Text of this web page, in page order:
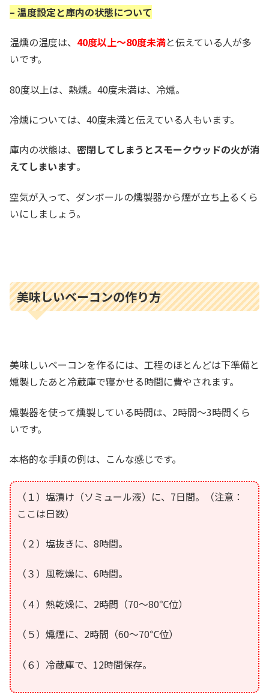
– 温度設定と庫内の状態について
温燻の温度は、 40度以上～80度未満と伝えている人が多
いです。
80度以上は、熱燻。40度未満は、冷燻。
冷燻については、40度未満と伝えている人もいます。
庫内の状態は、 密閉してしまうとスモークウッドの火が消
えてしまいます。
空気が入って、ダンボールの燻製器から煙が立ち上るくら
いにしましょう。
美味しいベーコンの作り方
美味しいベーコンを作るには、工程のほとんどは下準備と
燻製したあと冷蔵庫で寝かせる時間に費やされます。
燻製器を使って燻製している時間は、2時間～3時間くら
いです。
本格的な手順の例は、こんな感じです。
（１）塩漬け（ソミュール液）に、7日間。（注意：
ここは日数）
（２）塩抜きに、8時間。
（３）風乾燥に、6時間。
（４）熱乾燥に、2時間（70～80℃位）
（５）燻煙に、2時間（60～70℃位）
（６）冷蔵庫で、12時間保存。